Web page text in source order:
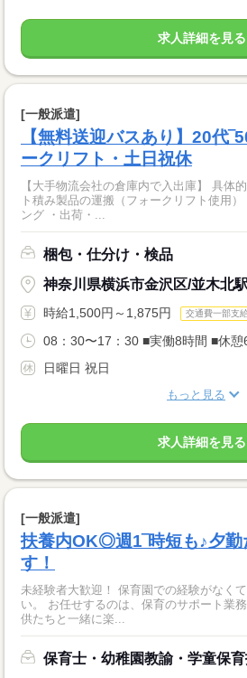
求人詳細を見る
[一般派遣]
【無料送迎バスあり】20代
ークリフト・土日祝休
【大手物流会社の倉庫内で入出庫】 具体的には… ・空容器・パレッ
ト積み製品の運搬（フォークリフト使用） ・製品の仕分け ・ピッキ
ング ・出荷・...
梱包・仕分け・検品
神奈川県横浜市金沢区/並木北
時給1,500円～1,875円 交通費一部支
08：30〜17：30 ■実働8時間 ■休憩
日曜日 祝日
もっと見る
求人詳細を見る
[一般派遣]
扶養内OK◎週1‾時短も♪夕勤
す！
未経験者大歓迎！ 保育園での経験がなく
い。 お任せするのは、保育のサポート業務。 クラス担当はなく、子
供たちと一緒に楽...
保育士・幼稚園教諭・学童保